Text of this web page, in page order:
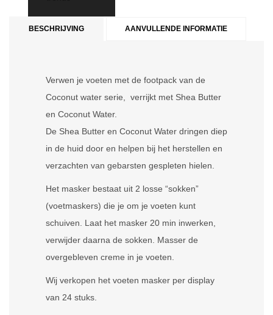
BESCHRIJVING AANVULLENDE INFORMATIE
Verwen je voeten met de footpack van de
Coconut water serie, verrijkt met Shea Butter
en Coconut Water.
De Shea Butter en Coconut Water dringen diep
in de huid door en helpen bij het herstellen en
verzachten van gebarsten gespleten hielen.
Het masker bestaat uit 2 losse “sokken”
(voetmaskers) die je om je voeten kunt
schuiven. Laat het masker 20 min inwerken,
verwijder daarna de sokken. Masser de
overgebleven creme in je voeten.
Wij verkopen het voeten masker per display
van 24 stuks.